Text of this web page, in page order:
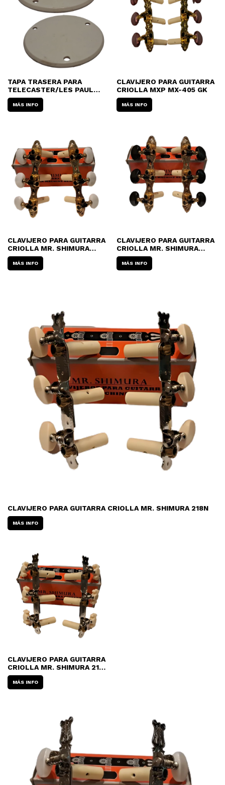
TAPA TRASERA PARA
TELECASTER/LES PAUL
ACRILICO
MÁS INFO
CLAVIJERO PARA GUITARRA
CRIOLLA MXP MX-405 GK
MÁS INFO
CLAVIJERO PARA GUITARRA
CRIOLLA MR. SHIMURA
405GK-A2W
MÁS INFO
CLAVIJERO PARA GUITARRA
CRIOLLA MR. SHIMURA
405GK-A2B
MÁS INFO
CLAVIJERO PARA GUITARRA CRIOLLA MR. SHIMURA 218N
MÁS INFO
CLAVIJERO PARA GUITARRA
CRIOLLA MR. SHIMURA 218
A
MÁS INFO